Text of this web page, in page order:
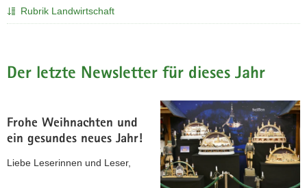
i
g
i
Rubrik Landwirtschaft
Der letzte Newsletter für dieses Jahr
Frohe Weihnachten und
ein gesundes neues Jahr!
Liebe Leserinnen und Leser,